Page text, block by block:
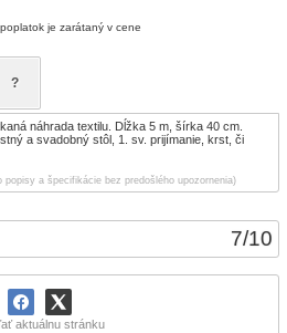
7/10
aktuálnu stránku
je zarátaný v cene
?
náhrada textilu. Dĺžka 5 m, šírka 40 cm.
a svadobný stôl, 1. sv. prijímanie, krst, či
a špecifikácie bez predošlého upozornenia)